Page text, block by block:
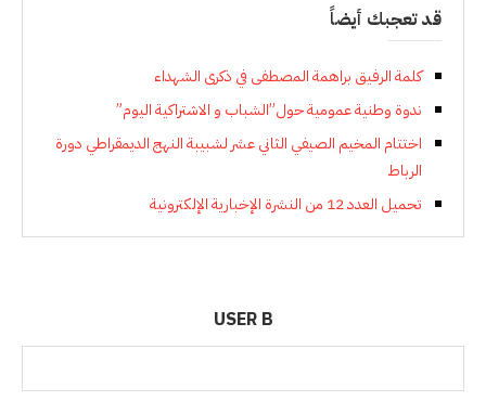
قد تعجبك أيضاً
كلمة الرفيق براهمة المصطفى في ذكرى الشهداء
ندوة وطنية عمومية حول”الشباب و الاشتراكية اليوم”
اختتام المخيم الصيفي الثاني عشر لشبيبة النهج الديمقراطي دورة
الرباط
تحميل العدد 12 من النشرة الإخبارية الإلكترونية
USER B